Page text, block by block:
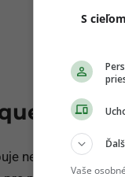
neustálu
S
Vaše